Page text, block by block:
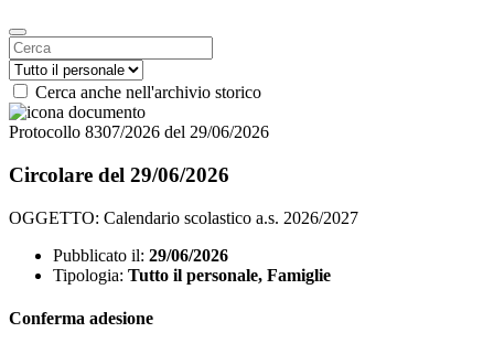
Cerca anche nell'archivio storico
Protocollo 8307/2026 del 29/06/2026
Circolare del 29/06/2026
OGGETTO: Calendario scolastico a.s. 2026/2027
Pubblicato il: 29/06/2026
Tipologia: Tutto il personale, Famiglie
Conferma adesione